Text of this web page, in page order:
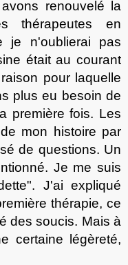
renouvel é
la
thérapeutes en
je n'oublierai pas
était au courant
raison pour laquelle
plus eu besoin de
première fois. Les
mon histoire par
de questions. Un
Je me suis
. J'ai expliqué
thérapie, ce
des soucis. Mais à
e certaine légèreté,